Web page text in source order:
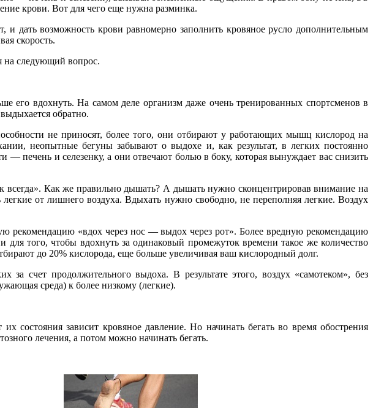
крови. Вот для чего еще нужна разминка.
дать возможность крови равномерно заполнить кровяное русло дополнительным
скорость.
на следующий вопрос.
его вдохнуть. На самом деле организм даже очень тренированных спортсменов в
обратно.
не приносят, более того, они отбирают у работающих мышц кислород на
неопытные бегуны забывают о выдохе и, как результат, в легких постоянно
— печень и селезенку, а они отвечают болью в боку, которая вынуждает вас снизить
всегда». Как же правильно дышать? А дышать нужно сконцентрировав внимание на
от лишнего воздуха. Вдыхать нужно свободно, не переполняя легкие. Воздух
«вдох через нос — выдох через рот». Более вредную рекомендацию
того, чтобы вдохнуть за одинаковый промежуток времени такое же количество
до 20% кислорода, еще больше увеличивая ваш кислородный долг.
счет продолжительного выдоха. В результате этого, воздух «самотеком», без
среда) к более низкому (легкие).
зависит кровяное давление. Но начинать бегать во время обострения
лечения, а потом можно начинать бегать.